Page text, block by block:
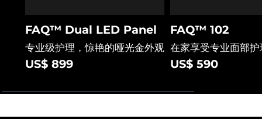
FAQ™ Dual LED Panel
专业级护理，惊艳的哑光金外观
US$ 899
FAQ™ 102
在家享受专业面部护
US$ 590